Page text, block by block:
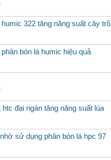
322 tăng năng suất cây
bón lá humic hiệu quả
đại ngàn tăng năng suất lúa
sử dụng phân bón lá hpc 97